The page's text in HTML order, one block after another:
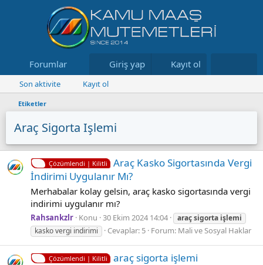
Forumlar Neler yeni Kaynaklar
Giriş yap Kayıt ol
Son aktivite Kayıt ol
Etiketler
Araç Sigorta Işlemi
Çözümlendi | Kilitli
Araç Kasko Sigortasında Vergi
İndirimi Uygulanır Mı?
Merhabalar kolay gelsin, araç kasko sigortasında vergi
indirimi uygulanır mı?
Rahsankzlr Konu 30 Ekim 2024 14:04 araçsigorta işlemi
kasko vergi indirimi
Cevaplar: 5 Forum: Mali ve Sosyal Haklar
Çözümlendi | Kilitli araç sigorta işlemi